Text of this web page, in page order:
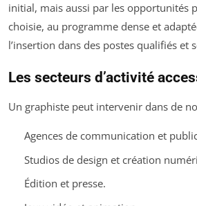
initial, mais aussi par les opportunités
choisie, au programme dense et
l’insertion dans des postes qualifiés et
Les secteurs d’activité
Un graphiste peut intervenir dans de
Agences de communication et
Studios de design et création
Édition et presse.